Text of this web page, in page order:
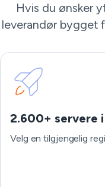
Hvis du ønsker
leverandør bygget
2.600+ servere i
Velg en tilgjengelig